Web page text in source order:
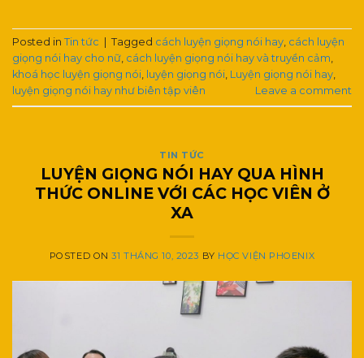
Posted in Tin tức Tagged cách luyện giọng nói hay cách luyện
giọng nói hay cho nữ cách luyện giọng nói hay và truyền cảm
khoá học luyện giọng nói
luyện giọng nói Luyện giọng nói hay
luyện giọng nói hay như biên tập viên
Leave a comment
TIN TỨC
LUYỆN GIỌNG NÓI HAY QUA HÌNH
THỨC ONLINE VỚI CÁC HỌC VIÊN Ở
XA
POSTED ON31 THÁNG 10, 2023 BY HỌC VIỆN PHOENIX